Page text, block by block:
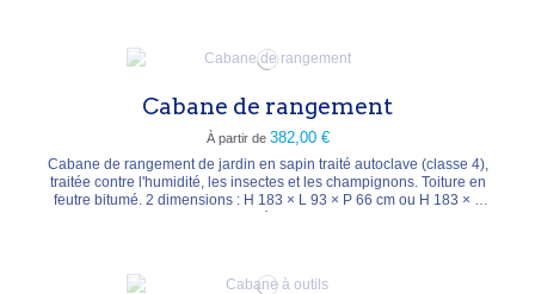
Cabane de rangement
À partir de 382,00 €
Cabane de rangement de jardin en sapin traité autoclave (classe 4),
traitée contre l'humidité, les insectes et les champignons. Toiture en
feutre bitumé. 2 dimensions : H 183 × L 93 × P 66 cm ou H 183 × L